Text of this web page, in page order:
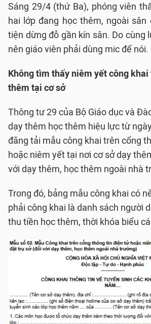
Sáng 29/4 (thứ Ba), phóng viên
hai lớp đang học thêm, ngoài sân
tiện dừng đỗ gần kín sân. Do cùng
nên giáo viên phải dùng mic để nói.
Không tìm thấy niêm yết công
thêm tại cơ sở
Thông tư 29 của Bộ Giáo dục và
dạy thêm học thêm hiệu lực từ
đăng tải mẫu công khai trên cổng
hoặc niêm yết tại nơi cơ sở dạy
với dạy thêm, học thêm ngoài nhà
Trong đó, bảng mẫu công khai có
phải công khai là danh sách người
thu tiền học thêm, thời khóa biểu